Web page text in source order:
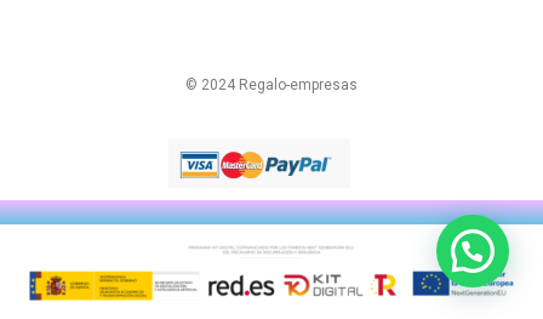
© 2024 Regalo-empresas